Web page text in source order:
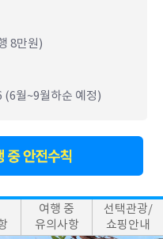
8만원)
(6월~9월하순 예정)
여행 중
유의사항
선택관광/
쇼핑안내